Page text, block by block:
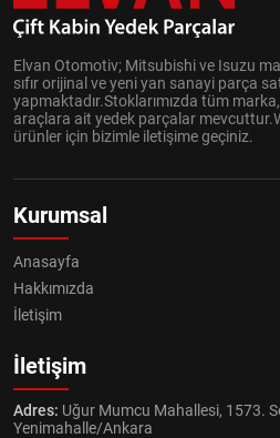
Elvan Otomotiv; Mitsubishi ve Isuzu
sıfır orijinal ve yeni yan sanayi parça
yapmaktadır.Stoklarımızda tüm
araçlara ait yedek parçalar
ürünler için bizimle iletişime geçiniz.
Kurumsal
Anasayfa
Hakkımızda
İletişim
İletişim
Adres: Uğur Mumcu Mahallesi, 1573.
Yenimahalle/Ankara